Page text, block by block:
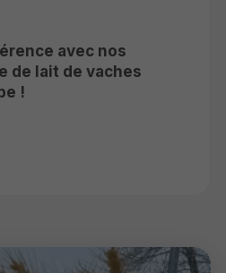
avec nos
de lait de vaches
!